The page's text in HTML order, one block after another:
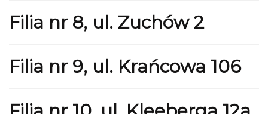
Filia nr 8, ul. Zuchów 2
Filia nr 9, ul. Krańcowa 106